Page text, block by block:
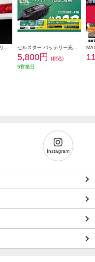
5,800円
(税込)
5営業日
Instagram